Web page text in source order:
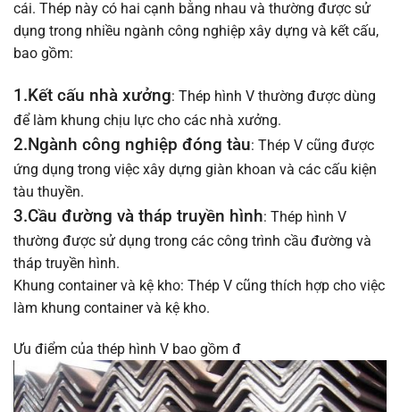
cái. Thép này có hai cạnh bằng nhau và thường được sử
dụng trong nhiều ngành công nghiệp xây dựng và kết cấu,
bao gồm:
1.Kết cấu nhà xưởng: Thép hình V thường được dùng
để làm khung chịu lực cho các nhà xưởng.
2.Ngành công nghiệp đóng tàu: Thép V cũng được
ứng dụng trong việc xây dựng giàn khoan và các cấu kiện
tàu thuyền.
3.Cầu đường và tháp truyền hình: Thép hình V
thường được sử dụng trong các công trình cầu đường và
tháp truyền hình.
Khung container và kệ kho: Thép V cũng thích hợp cho việc
làm khung container và kệ kho.
Ưu điểm của thép hình V bao gồm đ